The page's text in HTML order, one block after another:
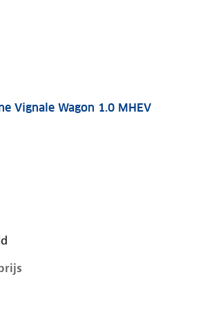
facelift, wagon 1.0 mhev, 92 kW,
Vignale Wagon 1.0 MHEV